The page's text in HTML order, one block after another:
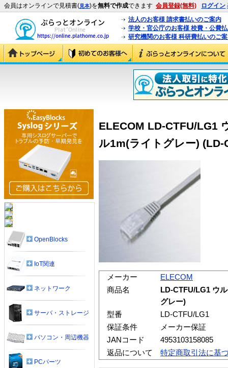
会員はオンラインで見積書(見本)を無料で作成できます 会員登録(無料) ログイン
法人のお客様 請求書払いのご案内
学校・官公庁のお客様 校費・公費
研究機関のお客様 科研費払いのご
ELECOM LD-CTFU/LG1
ル1m(ライトグレー) (LD-
メーカー
ELECOM
商品名
LD-CTFU/LG1 ウ
グレー)
型番
LD-CTFU/LG1
保証条件
メーカー保証
JANコード
4953103158085
返品について
特定商取引法に基
OpenBlocks
IoT関連
ネットワーク
サーバ・ストレージ
パソコン・周辺機器
PCパーツ